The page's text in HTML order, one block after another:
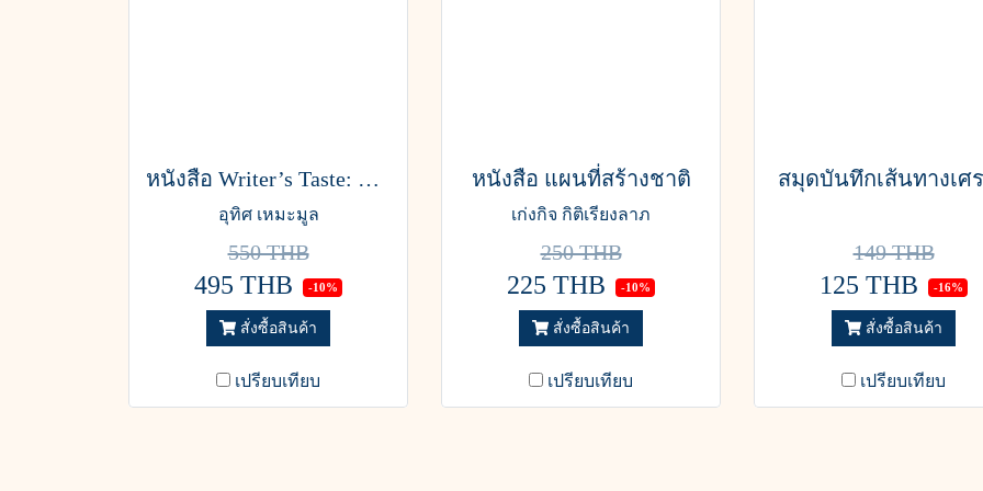
หนังสือ Writer’s Taste: ดื่มประวัติศาสตร์ จิบวิวัฒนาการ สำราญรสเบียร์
อุทิศ เหมะมูล
550 THB
495 THB -10%
สั่งซื้อสินค้า
เปรียบเทียบ
หนังสือ แผนที่สร้างชาติ
เก่งกิจ กิติเรียงลาภ
250 THB
225 THB -10%
สั่งซื้อสินค้า
เปรียบเทียบ
สมุดบันทึกเส้นทางเศ
149 THB
125 THB -16%
สั่งซื้อสินค้า
เปรียบเทียบ